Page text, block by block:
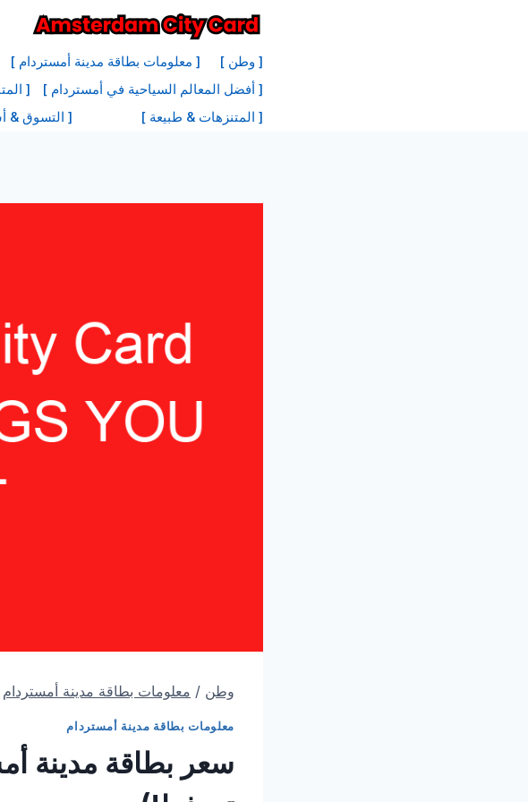
[ وطن ] [ معلومات بطاقة مدينة أمستردام ]
[ أفضل المعالم السياحية في أمستردام ]
[
[ المتنزهات & طبيعة ]
[ التسوق &
وطن / معلومات بطاقة مدينة أمستردام
معلومات بطاقة مدينة أمستردام